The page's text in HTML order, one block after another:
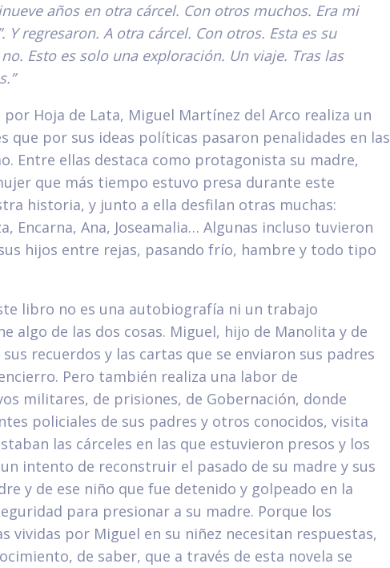
años en otra cárcel. Con otros muchos. Era mi
Y regresaron. A otra cárcel. Con otros. Esta es su
Esto es solo una exploración. Un viaje. Tras las
por Hoja de Lata, Miguel Martínez del Arco realiza un
que por sus ideas políticas pasaron penalidades en las
Entre ellas destaca como protagonista su madre,
que más tiempo estuvo presa durante este
historia, y junto a ella desfilan otras muchas:
Encarna, Ana, Joseamalia… Algunas incluso tuvieron
hijos entre rejas, pasando frío, hambre y todo tipo
libro no es una autobiografía ni un trabajo
algo de las dos cosas. Miguel, hijo de Manolita y de
recuerdos y las cartas que se enviaron sus padres
Pero también realiza una labor de
militares, de prisiones, de Gobernación, donde
policiales de sus padres y otros conocidos, visita
las cárceles en las que estuvieron presos y los
intento de reconstruir el pasado de su madre y sus
y de ese niño que fue detenido y golpeado en la
para presionar a su madre. Porque los
vividas por Miguel en su niñez necesitan respuestas,
de saber, que a través de esta novela se